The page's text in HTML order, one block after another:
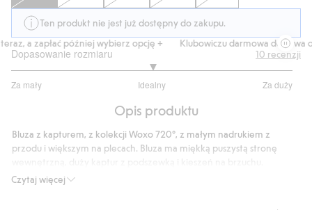
Ten produkt nie jest już dostępny do zakupu.
a zapłać później wybierz opcję +
Klubowiczu darmowa dostawa od
Dopasowanie rozmiaru
Za mały Idealny Za duży
na
8
głosów
10 recenzji
Opis produktu
Czytaj więcej
Bluza z kapturem, z kolekcji Woxo 720°, z małym nadrukiem z
przodu i większym na plecach. Bluza ma miękką puszystą stronę
Prążkowane ściągacze przy mankietach i na dole.